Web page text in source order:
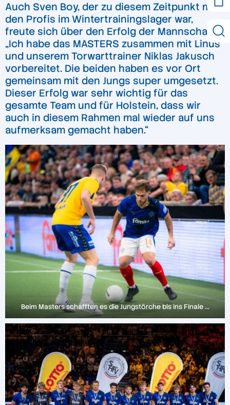
Auch Sven Boy, der zu diesem Zeitpunkt mit
den Profis im Wintertrainingslager war,
freute sich über den Erfolg der Mannschaft:
„Ich habe das MASTERS zusammen mit Linus
und unserem Torwarttrainer Niklas Jakusch
vorbereitet. Die beiden haben es vor Ort
gemeinsam mit den Jungs super umgesetzt.
Dieser Erfolg war sehr wichtig für das
gesamte Team und für Holstein, dass wir
auch in diesem Rahmen mal wieder auf uns
aufmerksam gemacht haben.“
Beim Masters schafften es die Jungstörche bis ins Finale …